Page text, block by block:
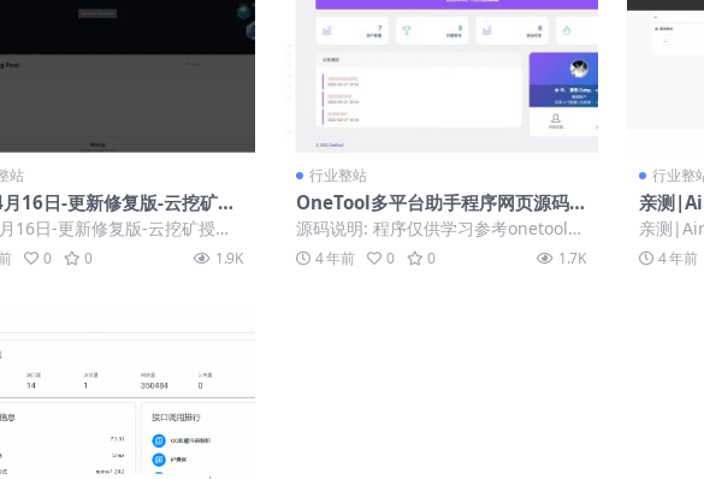
站
16日-更新修复版-云挖矿授
u源码-带详细安装视频教程
16日-更新修复版-云挖矿授权
源码-带详细安装视频教程【首
0 0 1.9K
行业整站
OneTool多平台助手程序网页源码
全解版
源码说明: 程序仅供学习参考onetool一
款多功能的云任务程序网易云(每日签
到...4 年前 0 0 1.7K
行业整
亲测
码下载
亲测
下载 伪
制作...
4 年前